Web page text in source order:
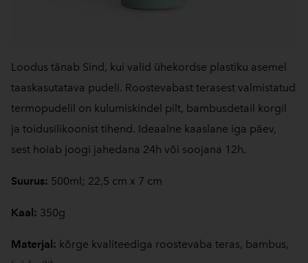
Loodus tänab Sind, kui valid ühekordse plastiku asemel
taaskasutatava pudeli. Roostevabast terasest valmistatud
termopudelil on kulumiskindel pilt, bambusdetail korgil
ja toidusilikoonist tihend. Ideaalne kaaslane iga päev,
sest hoiab joogi jahedana 24h või soojana 12h.
Suurus: 500ml; 22,5 cm x 7 cm
Kaal: 350g
Materjal: kõrge kvaliteediga roostevaba teras, bambus,